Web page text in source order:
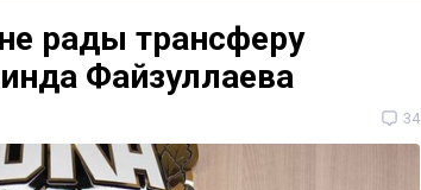
рады трансферу
Файзуллаева
34